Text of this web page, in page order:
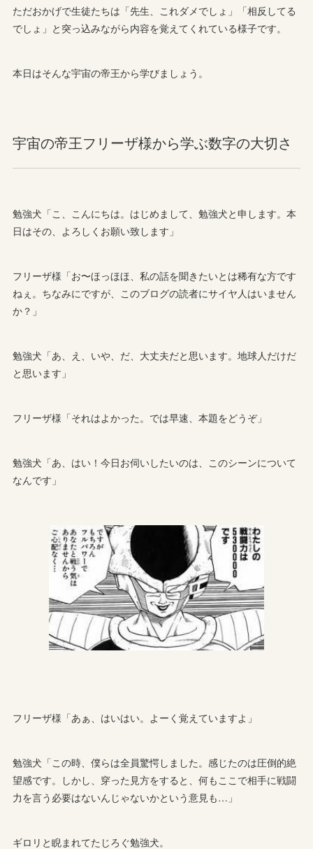
ただおかげで生徒たちは「先生、これダメでしょ」「相反してる
でしょ」と突っ込みながら内容を覚えてくれている様子です。
本日はそんな宇宙の帝王から学びましょう。
宇宙の帝王フリーザ様から学ぶ数字の大切さ
勉強犬「こ、こんにちは。はじめまして、勉強犬と申します。本
日はその、よろしくお願い致します」
フリーザ様「お〜ほっほほ、私の話を聞きたいとは稀有な方です
ねぇ。ちなみにですが、このブログの読者にサイヤ人はいません
か？」
勉強犬「あ、え、いや、だ、大丈夫だと思います。地球人だけだ
と思います」
フリーザ様「それはよかった。では早速、本題をどうぞ」
勉強犬「あ、はい！今日お伺いしたいのは、このシーンについて
なんです」
フリーザ様「あぁ、はいはい。よーく覚えていますよ」
勉強犬「この時、僕らは全員驚愕しました。感じたのは圧倒的絶
望感です。しかし、穿った見方をすると、何もここで相手に戦闘
力を言う必要はないんじゃないかという意見も…」
ギロリと睨まれてたじろぐ勉強犬。